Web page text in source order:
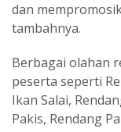
dan
tambahnya.
Berbagai olahan
peserta seperti
Ikan Salai,
Pakis, Rendang